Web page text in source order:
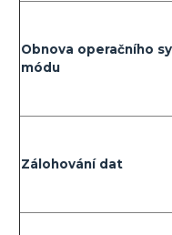
Obnova operačního
módu
Zálohování dat